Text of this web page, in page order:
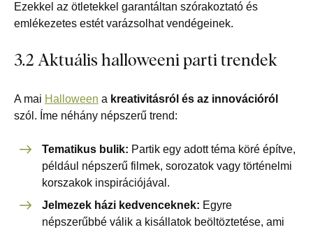
Ezekkel az ötletekkel garantáltan szórakoztató és
emlékezetes estét varázsolhat vendégeinek.
3.2 Aktuális halloweeni parti trendek
A mai Halloween a kreativitásról és az innovációról
szól. Íme néhány népszerű trend:
Tematikus bulik: Partik egy adott téma köré építve,
például népszerű filmek, sorozatok vagy történelmi
korszakok inspirációjával.
Jelmezek házi kedvenceknek: Egyre
népszerűbbé válik a kisállatok beöltöztetése, ami